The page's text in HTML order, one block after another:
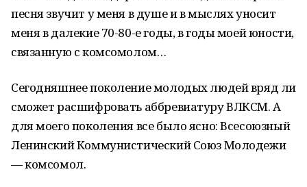
песня звучит у меня в душе и в мыслях уносит
меня в далекие 70-80-е годы, в годы моей юности,
связанную с комсомолом…
Сегодняшнее поколение молодых людей вряд ли
сможет расшифровать аббревиатуру ВЛКСМ. А
для моего поколения все было ясно: Всесоюзный
Ленинский Коммунистический Союз Молодежи
— комсомол.